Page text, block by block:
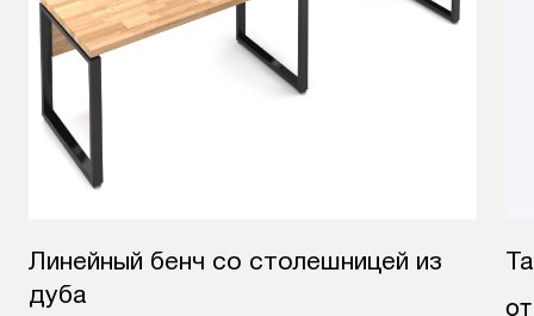
Линейный бенч со столешницей из
дуба